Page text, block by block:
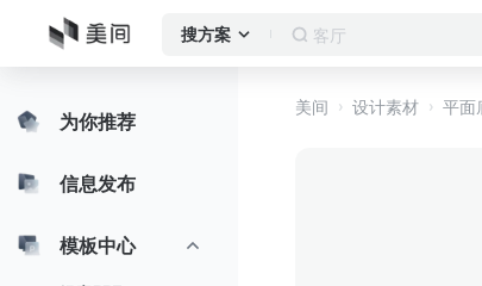
搜方案 客厅
为你推荐
信息发布
模板中心
美间 设计素材 平面